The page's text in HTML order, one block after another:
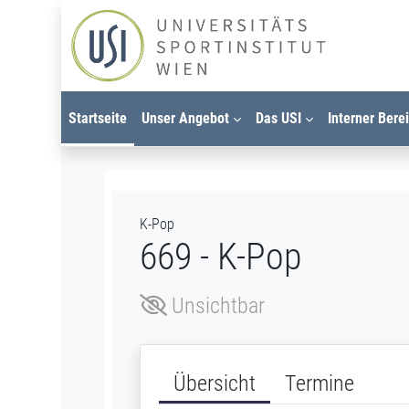
Zum Hauptinhalt
Startseite Unser Angebot Das USI Interner
K-Pop
669 - K-Pop
Unsichtbar
Übersicht Termine